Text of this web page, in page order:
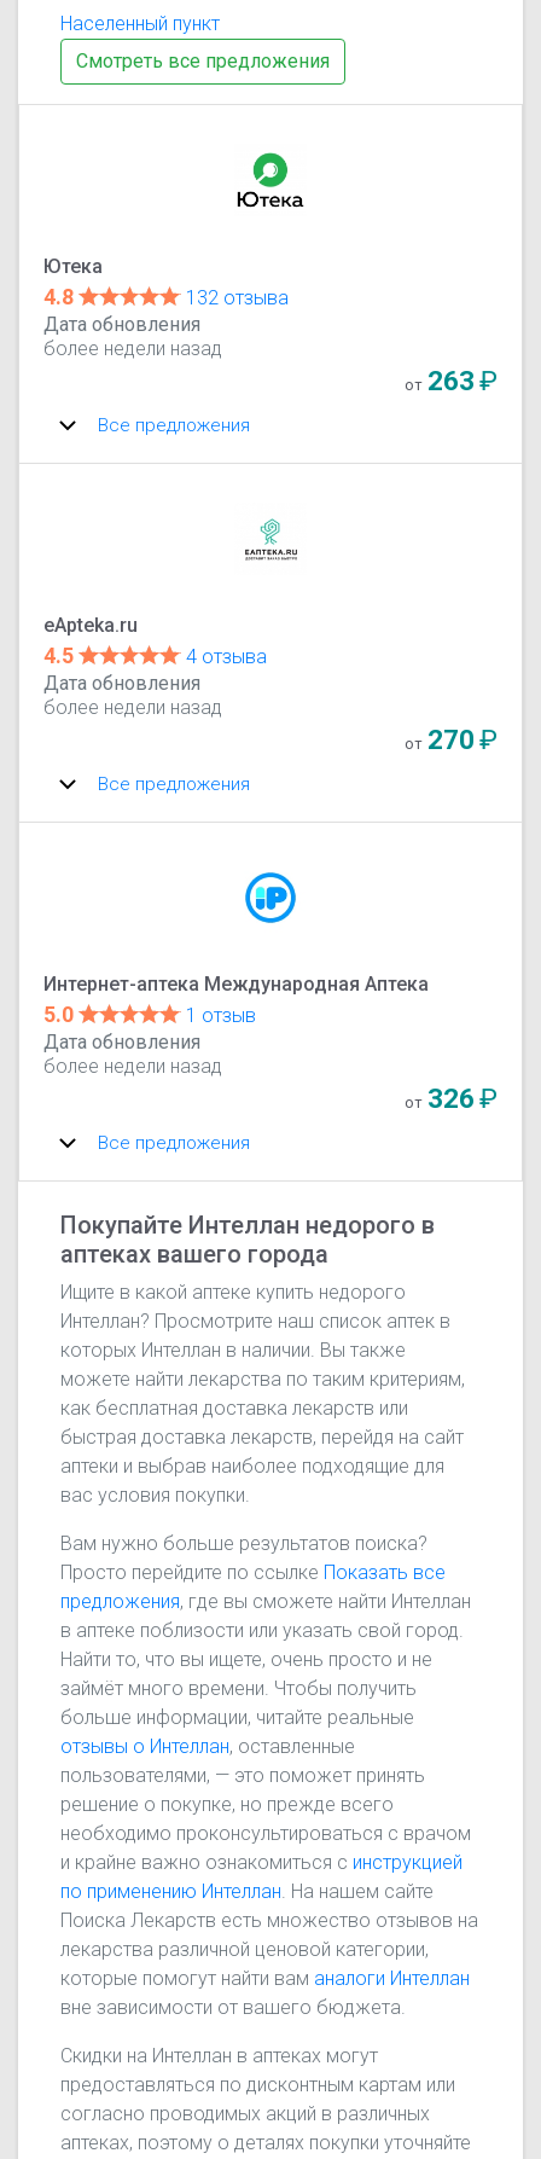
Населенный пункт
Смотреть все предложения
Ютека
4.8
132 отзыва
Дата обновления
более недели назад
от 263₽
Все предложения
eApteka.ru
4.5
4 отзыва
Дата обновления
более недели назад
от 270₽
Все предложения
Интернет-аптека Международная Аптека
5.0
1 отзыв
Дата обновления
более недели назад
от 326₽
Все предложения
Покупайте Интеллан недорого в
аптеках вашего города
Ищите в какой аптеке купить недорого
Интеллан? Просмотрите наш список аптек в
которых Интеллан в наличии. Вы также
можете найти лекарства по таким критериям,
как бесплатная доставка лекарств или
быстрая доставка лекарств, перейдя на сайт
аптеки и выбрав наиболее подходящие для
вас условия покупки.
Вам нужно больше результатов поиска?
Просто перейдите по ссылке Показать все
предложения, где вы сможете найти Интеллан
в аптеке поблизости или указать свой город.
Найти то, что вы ищете, очень просто и не
займёт много времени. Чтобы получить
больше информации, читайте реальные
отзывы о Интеллан, оставленные
пользователями, — это поможет принять
решение о покупке, но прежде всего
необходимо проконсультироваться с врачом
и крайне важно ознакомиться с инструкцией
по применению Интеллан . На нашем сайте
Поиска Лекарств есть множество отзывов на
лекарства различной ценовой категории,
которые помогут найти вам аналоги Интеллан
вне зависимости от вашего бюджета.
Скидки на Интеллан в аптеках могут
предоставляться по дисконтным картам или
согласно проводимых акций в различных
аптеках, поэтому о деталях покупки уточняйте